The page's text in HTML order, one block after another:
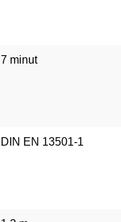
7 minut
DIN EN 13501-1